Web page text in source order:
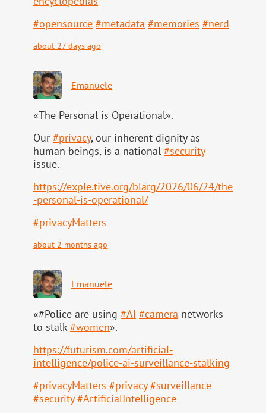
#opensource #metadata #memories #nerd
about 27 days ago
Emanuele
«The Personal is Operational».
Our #privacy, our inherent dignity as
human beings, is a national #security
issue.
https://exple.tive.org/blarg/2026/06/24/the
-personal-is-operational/
#privacyMatters
about 2 months ago
Emanuele
«#Police are using #AI #camera networks
to stalk#women».
https://futurism.com/artificial-
intelligence/police-ai-surveillance-stalking
#privacyMatters #privacy #surveillance
#security #ArtificialIntelligence